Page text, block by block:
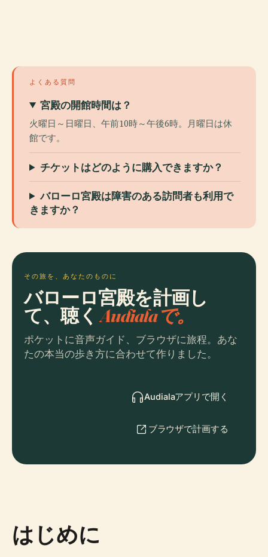
よくある質問
宮殿の開館時間は？
火曜日～日曜日、午前10時～午後6時。月曜日は休
館です。
チケットはどのように購入できますか？
バローロ宮殿は障害のある訪問者も利用で
きますか？
その旅を、あなたのものに
バローロ宮殿を計画し
て、聴くAudialaで。
ポケットに音声ガイド、ブラウザに旅程。あな
たの本当の歩き方に合わせて作りました。
Audialaアプリで開く
ブラウザで計画する
はじめに